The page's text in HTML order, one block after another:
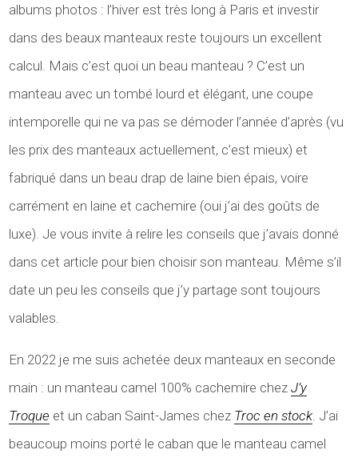
albums photos : l’hiver est très long à Paris et investir
dans des beaux manteaux reste toujours un excellent
calcul. Mais c’est quoi un beau manteau ? C’est un
manteau avec un tombé lourd et élégant, une coupe
intemporelle qui ne va pas se démoder l’année d’après (vu
les prix des manteaux actuellement, c’est mieux) et
fabriqué dans un beau drap de laine bien épais, voire
carrément en laine et cachemire (oui j’ai des goûts de
luxe). Je vous invite à relire les conseils que j’avais donné
dans cet article pour bien choisir son manteau. Même s’il
date un peu les conseils que j’y partage sont toujours
valables.
En 2022 je me suis achetée deux manteaux en seconde
main : un manteau camel 100% cachemire chezJ’y
Troque et un caban Saint-James chez Troc en stock . J’ai
beaucoup moins porté le caban que le manteau camel